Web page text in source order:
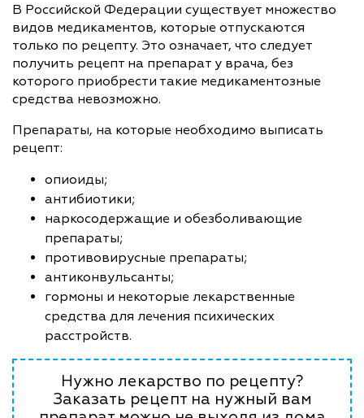
В Российской Федерации существует множество
видов медикаментов, которые отпускаются
только по рецепту. Это означает, что следует
получить рецепт на препарат у врача, без
которого приобрести такие медикаментозные
средства невозможно.
Препараты, на которые необходимо выписать
рецепт:
опиоиды;
антибиотики;
наркосодержащие и обезболивающие
препараты;
противовирусные препараты;
антиконвульсанты;
гормоны и некоторые лекарственные
средства для лечения психических
расстройств.
Нужно лекарство по рецепту?
Заказать рецепт на нужный вам